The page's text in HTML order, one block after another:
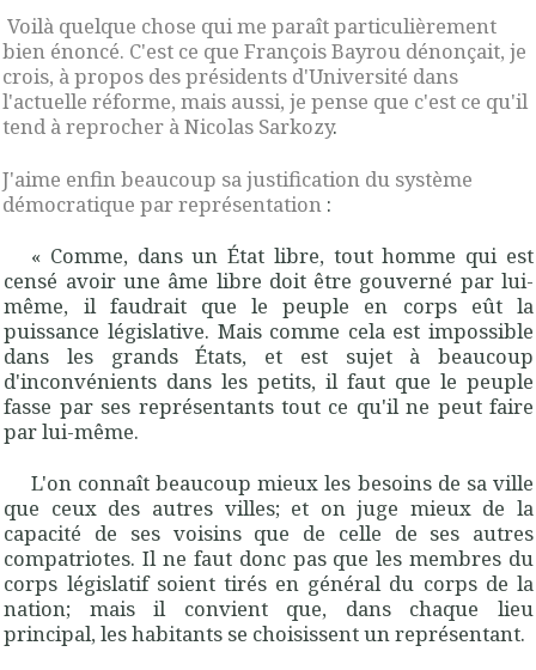
Voilà quelque chose qui me paraît particulièrement
bien énoncé. C'est ce que François Bayrou dénonçait, je
crois, à propos des présidents d'Université dans
l'actuelle réforme, mais aussi, je pense que c'est ce qu'il
tend à reprocher à Nicolas Sarkozy.
J'aime enfin beaucoup sa justification du système
démocratique par représentation :
« Comme, dans un État libre, tout homme qui est
censé avoir une âme libre doit être gouverné par lui-
même, il faudrait que le peuple en corps eût la
puissance législative. Mais comme cela est impossible
dans les grands États, et est sujet à beaucoup
d'inconvénients dans les petits, il faut que le peuple
fasse par ses représentants tout ce qu'il ne peut faire
par lui-même.
L'on connaît beaucoup mieux les besoins de sa ville
que ceux des autres villes; et on juge mieux de la
capacité de ses voisins que de celle de ses autres
compatriotes. Il ne faut donc pas que les membres du
corps législatif soient tirés en général du corps de la
nation; mais il convient que, dans chaque lieu
principal, les habitants se choisissent un représentant.